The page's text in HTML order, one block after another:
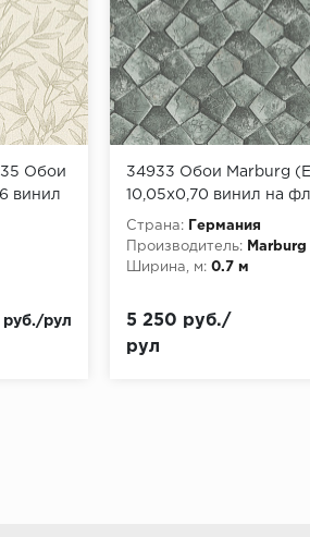
Обои
винил
рул
34933 Обои Marburg
10,05x0,70 винил на
Страна:
Германия
Производитель:
Marburg
Ширина, м: 0.7 м
5 250 руб./
рул